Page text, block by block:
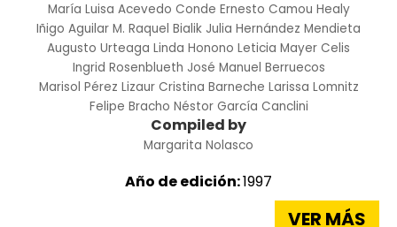
María Luisa Acevedo Conde Ernesto Camou Healy
Iñigo Aguilar M. Raquel Bialik Julia Hernández Mendieta
Augusto Urteaga Linda Honono Leticia Mayer Celis
Ingrid Rosenblueth José Manuel Berruecos
Marisol Pérez Lizaur Cristina Barneche Larissa Lomnitz
Felipe Bracho Néstor García Canclini
Compiled by
Margarita Nolasco
Año de edición:1997
VER MÁS